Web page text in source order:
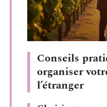
Conseils
organiser
l’étranger